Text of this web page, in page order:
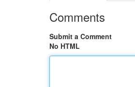
Comments
Submit a Comment
No HTML